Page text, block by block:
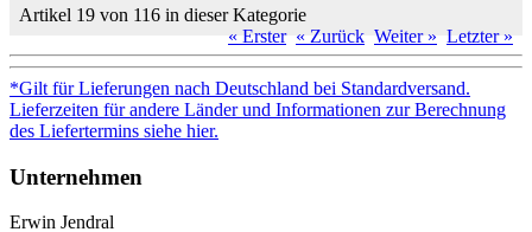
Artikel 19 von 116 in dieser Kategorie
« Erster « Zurück Weiter » Letzter »
*Gilt für Lieferungen nach Deutschland bei Standardversand.
Lieferzeiten für andere Länder und Informationen zur Berechnung
des Liefertermins siehe hier.
Unternehmen
Erwin Jendral